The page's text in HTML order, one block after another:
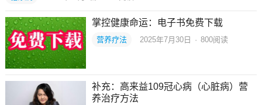
掌控健康命运：电子书免费下载
营养疗法 2025年7月30日 · 800阅读
补充：高来益109冠心病（心脏病）营
养治疗方法